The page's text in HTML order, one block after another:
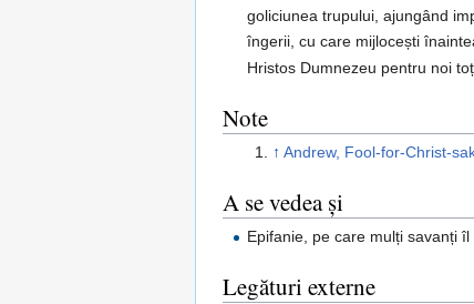
goliciunea trupului, ajungând
îngerii, cu care mijlocești
Hristos Dumnezeu pentru noi
Note
↑ Andrew, Fool-for-Christ-
A se vedea și
Epifanie, pe care mulți savanți
Legături externe